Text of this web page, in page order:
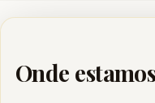
Onde